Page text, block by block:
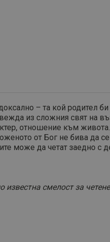
– та кой родител
из сложния свят на
отношение към
от Бог не бива да
може да четат заедно с
смелост за